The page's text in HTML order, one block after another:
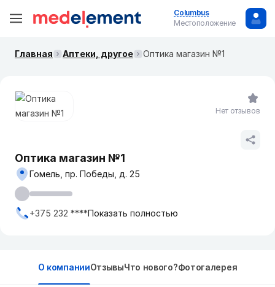
Columbus
Местоположение
Главная Аптеки, другое Оптика магазин №1
Оптика магазин №1
Гомель, пр. Победы, д. 25
+375 232 ****Показать полностью
Нет отзывов
О компанииОтзывыЧто нового?Фотогалерея